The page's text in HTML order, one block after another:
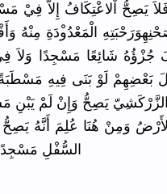
يَصِحُّ اْلاعْتِكَافُ إِلاَّ فِيْ
وَرَحْبَتِهِ الْمَعْدُوْدَةِ مِنْهُ
جُزْؤُهُ شَائِعًا مَسْجِدًا
بَعْضِهِمْ لَوْ بَنَى فِيهِ
ِيّ يَصِحُّ وَإِنْ لَمْ يَبْنِ
وَمِنْ هُنَا عُلِمَ أَنَّهُ
السُّفْلِ